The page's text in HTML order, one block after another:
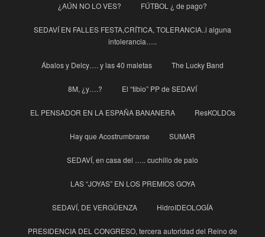
¿AÚN NO LO VES? FÚTBOL ¿ de pago?
SEDAVÍ EN FALLES FESTA,CRÍTICA, TOLERANCIA..i alguna
intolerancia…..
Ábalos y Delcy…. y las 40 maletas The Lucky Band
8M, ¿y….? El “tibio” PP de SEDAVÍ
EL PENSADOR EN LA ESPAÑA BANANERA ResKOLDOs
Hay que Acostrumbrarse SUMAR
SEDAVÍ, en casa del ….. cuchillo de palo
LAS “JOYAS” EN LOS PREMIOS GOYA
SEDAVÍ, DE VERGÜENZA HidroIDEOLOGÍA
PRESIDENCIA DEL CONGRESO, tercera autoridad del Reino de